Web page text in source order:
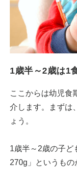
1歳半～2歳は1
ここからは幼児食
介します。まずは
ょう。
1歳半～2歳の子ど
270g」というも